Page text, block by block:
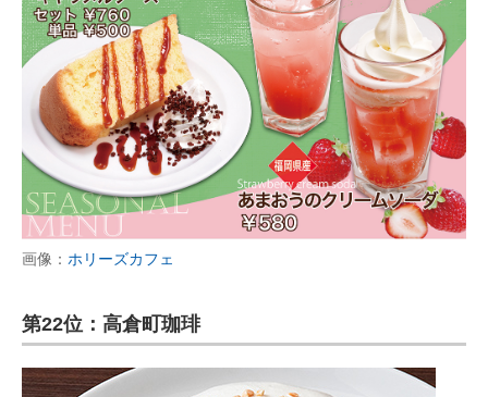
画像： ホリーズカフェ
第22位：高倉町珈琲